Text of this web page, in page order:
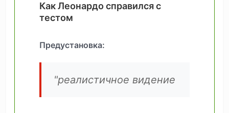
Как Леонардо справился с
тестом
Предустановка:
"реалистичное видение